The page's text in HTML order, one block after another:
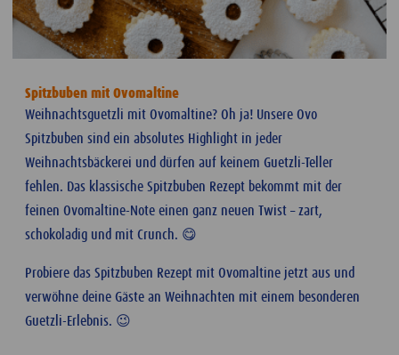
Spitzbuben mit Ovomaltine
Weihnachtsguetzli mit Ovomaltine? Oh ja! Unsere Ovo
Spitzbuben sind ein absolutes Highlight in jeder
Weihnachtsbäckerei und dürfen auf keinem Guetzli-Teller
fehlen. Das klassische Spitzbuben Rezept bekommt mit der
feinen Ovomaltine-Note einen ganz neuen Twist – zart,
schokoladig und mit Crunch. 😋
Probiere das Spitzbuben Rezept mit Ovomaltine jetzt aus und
verwöhne deine Gäste an Weihnachten mit einem besonderen
Guetzli-Erlebnis. 😉